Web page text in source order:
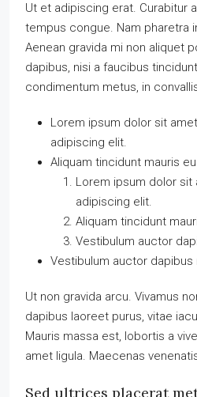
Ut et adipiscing erat. Curabitur
tempus congue. Nam pharetra
Aenean gravida mi non aliquet
dapibus, nisi a faucibus
condimentum metus, in
Lorem ipsum dolor sit
adipiscing elit.
Aliquam tincidunt mauris
Lorem ipsum dolor
adipiscing elit.
Aliquam tincidunt
Vestibulum auctor
Vestibulum auctor dapibus
Ut non gravida arcu. Vivamus
dapibus laoreet purus, vitae
Mauris massa est, lobortis a
amet ligula. Maecenas
Sed ultrices placerat